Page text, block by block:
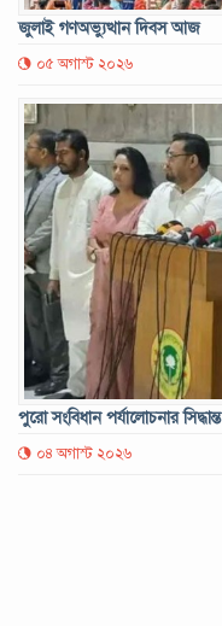
জুলাই গণঅভ্যুত্থান দিবস আজ
০৫ অগাস্ট ২০২৬
পুরো সংবিধান পর্যালোচনার সিদ্ধান্ত
০৪ অগাস্ট ২০২৬